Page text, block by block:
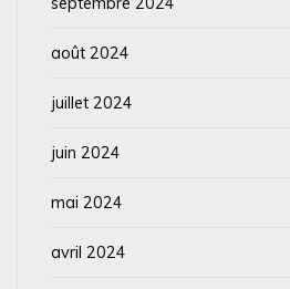
août 2024
juillet 2024
juin 2024
mai 2024
avril 2024